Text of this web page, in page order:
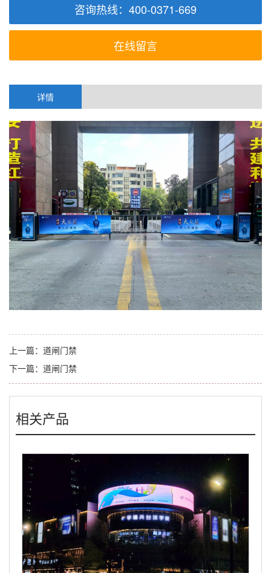
咨询热线：400-0371-669
在线留言
详情
上一篇： 道闸门禁
下一篇： 道闸门禁
相关产品